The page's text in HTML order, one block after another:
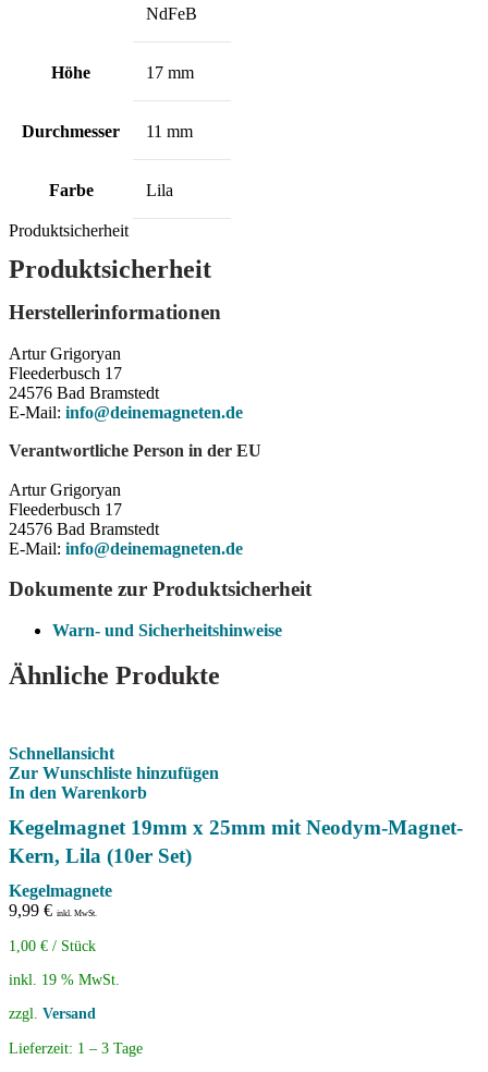
NdFeB
Höhe 17 mm
Durchmesser 11 mm
Farbe Lila
Produktsicherheit
Produktsicherheit
Herstellerinformationen
Artur Grigoryan
Fleederbusch 17
24576 Bad Bramstedt
E-Mail: info@deinemagneten.de
Verantwortliche Person in der EU
Artur Grigoryan
Fleederbusch 17
24576 Bad Bramstedt
E-Mail: info@deinemagneten.de
Dokumente zur Produktsicherheit
Warn- und Sicherheitshinweise
Ähnliche Produkte
Schnellansicht
Zur Wunschliste hinzufügen
In den Warenkorb
Kegelmagnet 19mm x 25mm mit Neodym-Magnet-
Kern, Lila (10er Set)
Kegelmagnete
9,99 € inkl. MwSt.
1,00 € / Stück
inkl. 19 % MwSt.
zzgl. Versand
Lieferzeit: 1 – 3 Tage